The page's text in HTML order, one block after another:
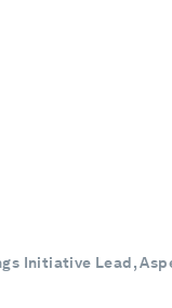
Initiative Lead,